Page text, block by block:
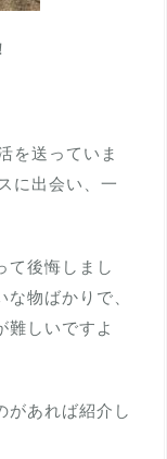
を送っていま
に出会い、一
て後悔しまし
物ばかりで、
難しいですよ
があれば紹介し